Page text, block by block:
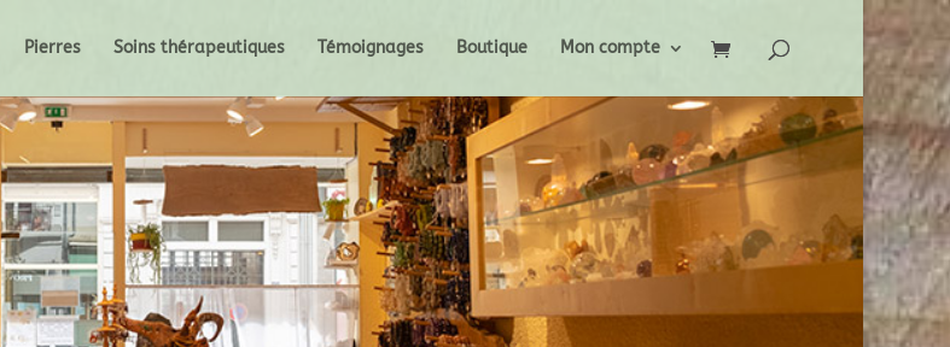
Pierres Soins thérapeutiques Témoignages Boutique Mon compte